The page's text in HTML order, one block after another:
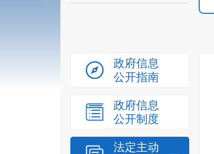
政府信息
公开指南
政府信息
公开制度
法定主动